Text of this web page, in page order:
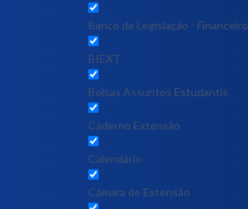
Banco de Legislação - Financeiro
BIEXT
Bolsas Assuntos Estudantis
Caderno Extensão
Calendário
Câmara de Extensão